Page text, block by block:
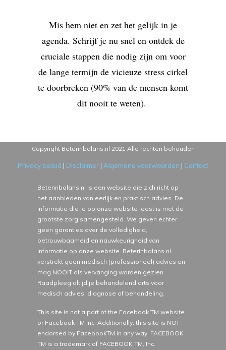
Mis hem niet en zet het gelijk in je
agenda. Schrijf je nu snel en ontdek de
cruciale stappen die nodig zijn om voor
de lange termijn de vicieuze stress cirkel
te doorbreken (90% van de mensen komt
dit nooit te weten).
Copyright Beterinbalans.nl 2021 Alle rechten behouden
Privacy beleid | Disclaimer | Algemene voorwaarden | Contact
Beterinbalans.nl is een website die zich richt op
het aanbieden van eerlijk en praktisch advies. De
informatie die je op onze website leest is met de
grootste zorg samengesteld. We geven echter
geen garanties over de volledigheid,
betrouwbaarheid en nauwkeurigheid van
informatie op onze website. Beterinbalans.nl
verstrekt geen medisch (professioneel) advies en
mag NOOIT als vervanging worden gezien.
Raadpleeg altijd je behandelend arts voor
medisch advies, diagnose of behandeling.
This site is not a part of the Facebook TM website
or Facebook TM Inc. Additionally, this site is NOT
endorsed by FacebookTM in any way. FACEBOOK
TM is a trademark of FACEBOOK TM, Inc.